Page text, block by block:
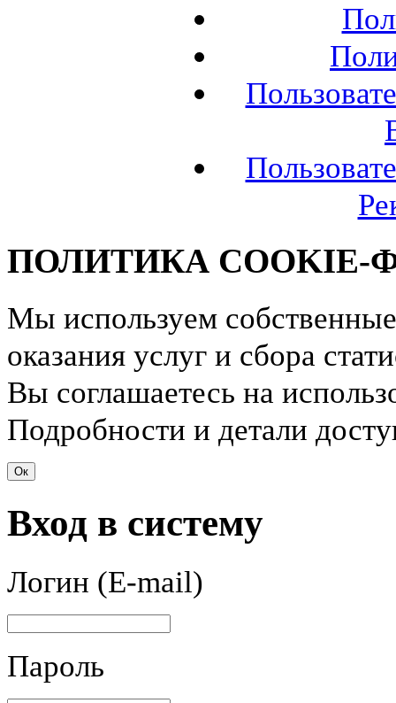
ПОЛИТИКА COOKIE-
Мы используем
оказания услуг и сбора
Вы соглашаетесь на
Подробности и детали
Ок
Вход в систему
Логин (E-mail)
Пароль